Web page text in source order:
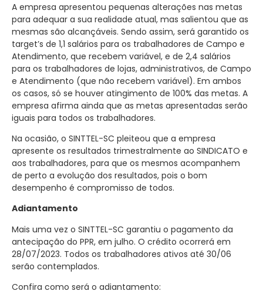
A empresa apresentou pequenas alterações nas metas
para adequar a sua realidade atual, mas salientou que as
mesmas são alcançáveis. Sendo assim, será garantido os
target’s de 1,1 salários para os trabalhadores de Campo e
Atendimento, que recebem variável, e de 2,4 salários
para os trabalhadores de lojas, administrativos, de Campo
e Atendimento (que não recebem variável). Em ambos
os casos, só se houver atingimento de 100% das metas. A
empresa afirma ainda que as metas apresentadas serão
iguais para todos os trabalhadores.
Na ocasião, o SINTTEL-SC pleiteou que a empresa
apresente os resultados trimestralmente ao SINDICATO e
aos trabalhadores, para que os mesmos acompanhem
de perto a evolução dos resultados, pois o bom
desempenho é compromisso de todos.
Adiantamento
Mais uma vez o SINTTEL-SC garantiu o pagamento da
antecipação do PPR, em julho. O crédito ocorrerá em
28/07/2023. Todos os trabalhadores ativos até 30/06
serão contemplados.
Confira como será o adiantamento: